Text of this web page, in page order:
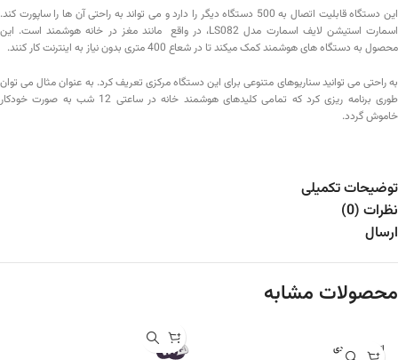
این دستگاه قابلیت اتصال به 500 دستگاه دیگر را دارد و می تواند به راحتی آن ها را ساپورت کند.
اسمارت استیشن لایف اسمارت مدل LS082، در واقع مانند مغز در خانه هوشمند است. این
محصول به دستگاه های هوشمند کمک میکند تا در شعاع 400 متری بدون نیاز به اینترنت کار کنند.
به راحتی می توانید سناریوهای متنوعی برای این دستگاه مرکزی تعریف کرد. به عنوان مثال می توان
طوری برنامه ریزی کرد که تمامی کلیدهای هوشمند خانه در ساعتی 12 شب به صورت خودکار
خاموش گردد.
توضیحات تکمیلی
نظرات (0)
ارسال
محصولات مشابه
اتمام موجودی